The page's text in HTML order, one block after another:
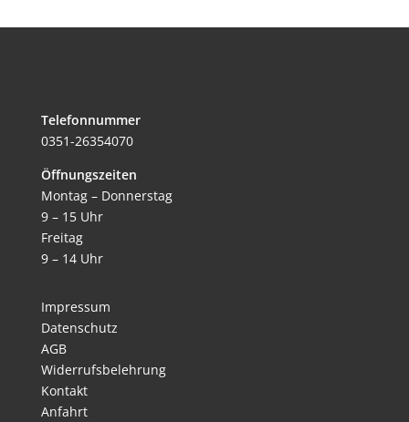
Telefonnummer
0351-26354070
Öffnungszeiten
Montag – Donnerstag
9 – 15 Uhr
Freitag
9 – 14 Uhr
Impressum
Datenschutz
AGB
Widerrufsbelehrung
Kontakt
Anfahrt